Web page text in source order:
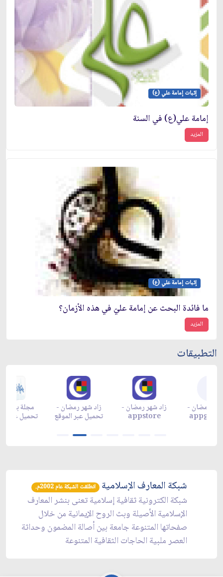
إثبات إمامة علي (ع)
إمامة علي(ع) في السنة
المزيد
إثبات إمامة علي (ع)
ما فائدة البحث عن إمامة عليّ في هذه الأزمان؟
المزيد
التطبيقات
زاد شهر رمضان -
تحميل عبر الموقع
زاد شهر رمضان -
appstore
زاد شهر رمضان -
appgallery
شبكة المعارف الإسلامية انطلقت الشبكة عام 2002م.
شبكة الكترونية ثقافية إسلامية تعنى بنشر المعارف
الإسلامية الأصيلة وبث الروح الإيمانية من خلال
صفحاتها المتنوعة جامعة بين أصالة المضمون وحداثة
العصر ملبية الحاجات الثقافية المتنوعة